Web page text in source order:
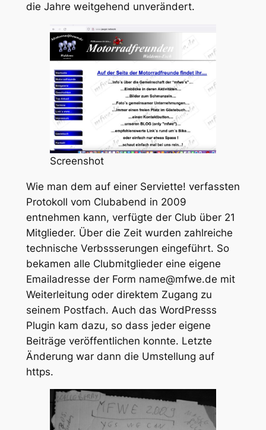
die Jahre weitgehend unverändert.
Screenshot
Wie man dem auf einer Serviette! verfassten
Protokoll vom Clubabend in 2009
entnehmen kann, verfügte der Club über 21
Mitglieder. Über die Zeit wurden zahlreiche
technische Verbssserungen eingeführt. So
bekamen alle Clubmitglieder eine eigene
Emailadresse der Form name@mfwe.de mit
Weiterleitung oder direktem Zugang zu
seinem Postfach. Auch das WordPresss
Plugin kam dazu, so dass jeder eigene
Beiträge veröffentlichen konnte. Letzte
Änderung war dann die Umstellung auf
https.